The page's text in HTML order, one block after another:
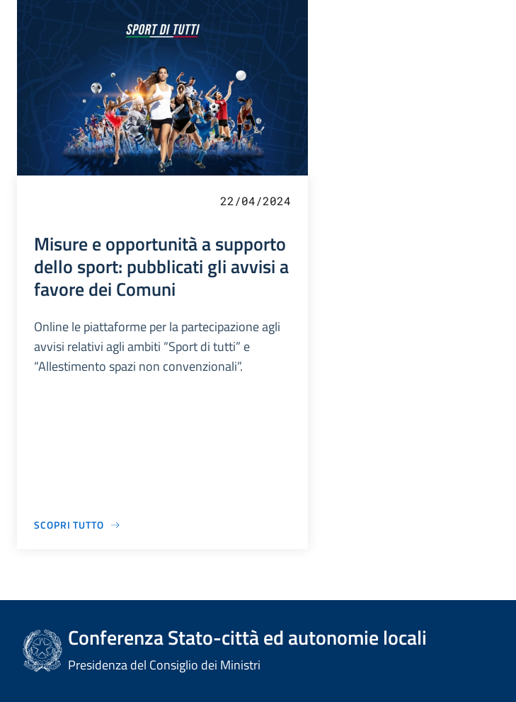
22/04/2024
Misure e opportunità a supporto
dello sport: pubblicati gli avvisi a
favore dei Comuni
Online le piattaforme per la partecipazione agli
avvisi relativi agli ambiti “Sport di tutti” e
“Allestimento spazi non convenzionali”.
SCOPRI TUTTO
Conferenza Stato-città ed autonomie locali
Presidenza del Consiglio dei Ministri